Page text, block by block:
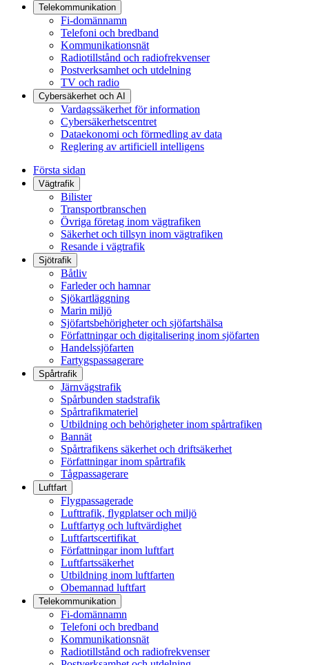
Telekommunikation
Fi-domännamn
Telefoni och bredband
Kommunikationsnät
Radiotillstånd och radiofrekvenser
Postverksamhet och utdelning
TV och radio
Cybersäkerhet och AI
Vardagssäkerhet för information
Cybersäkerhetscentret
Dataekonomi och förmedling av data
Reglering av artificiell intelligens
Första sidan
Vägtrafik
Bilister
Transportbranschen
Övriga företag inom vägtrafiken
Säkerhet och tillsyn inom vägtrafiken
Resande i vägtrafik
Sjötrafik
Båtliv
Farleder och hamnar
Sjökartläggning
Marin miljö
Sjöfartsbehörigheter och sjöfartshälsa
Författningar och digitalisering inom sjöfarten
Handelssjöfarten
Fartygspassagerare
Spårtrafik
Järnvägstrafik
Spårbunden stadstrafik
Spårtrafikmateriel
Utbildning och behörigheter inom spårtrafiken
Bannät
Spårtrafikens säkerhet och driftsäkerhet
Författningar inom spårtrafik
Tågpassagerare
Luftfart
Flygpassagerade
Lufttrafik, flygplatser och miljö
Luftfartyg och luftvärdighet
Luftfartscertifikat
Författningar inom luftfart
Luftfartssäkerhet
Utbildning inom luftfarten
Obemannad luftfart
Telekommunikation
Fi-domännamn
Telefoni och bredband
Kommunikationsnät
Radiotillstånd och radiofrekvenser